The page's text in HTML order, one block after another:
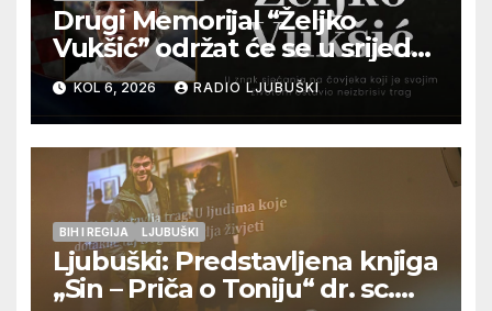
Drugi Memorijal “Željko
Vukšić” održat će se u srijedu
12. kolovoza u Otoku
KOL 6, 2026 RADIO LJUBUŠKI
BIH I REGIJA LJUBUŠKI
Ljubuški: Predstavljena knjiga
„Sin – Priča o Toniju“ dr. sc.